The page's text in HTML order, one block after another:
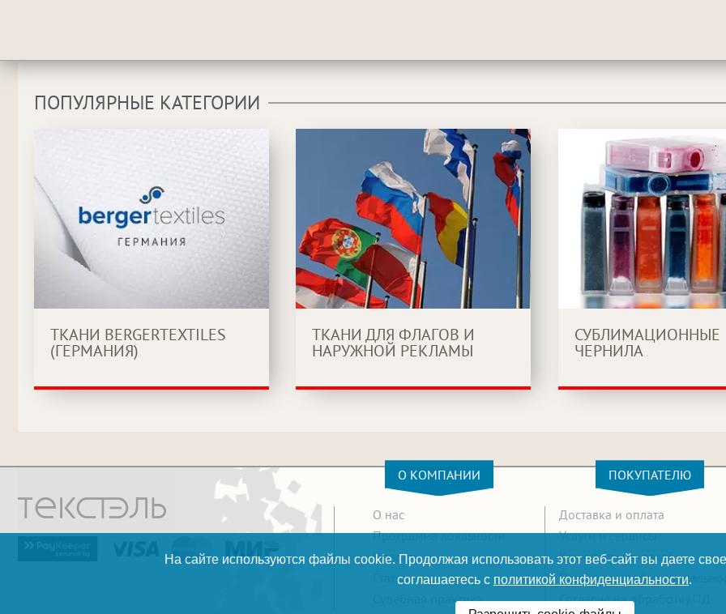
ПОПУЛЯРНЫЕ КАТЕГОРИИ
ТКАНИ BERGERTEXTILES
(ГЕРМАНИЯ)
ТКАНИ ДЛЯ ФЛАГОВ И
НАРУЖНОЙ РЕКЛАМЫ
СУБЛИМАЦИОННЫЕ
ЧЕРНИЛА
О КОМПАНИИ
О нас
Программа лояльности
Новости
Статьи
Судебная практика
ПОКУПАТЕЛЮ
Доставка и оплата
Услуги и сервисы
Как оформить заказ
Политика
Согласие на обработку ПД
На сайте используются файлы cookie. Продолжая использовать этот веб-сайт вы даете
соглашаетесь с политикой конфиденциальности.